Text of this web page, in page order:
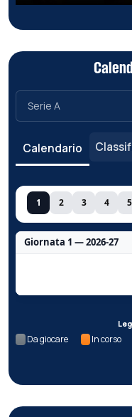
Calendario
1 2 3 4 5
Giornata 1 — 2026-27
Da giocare In corso